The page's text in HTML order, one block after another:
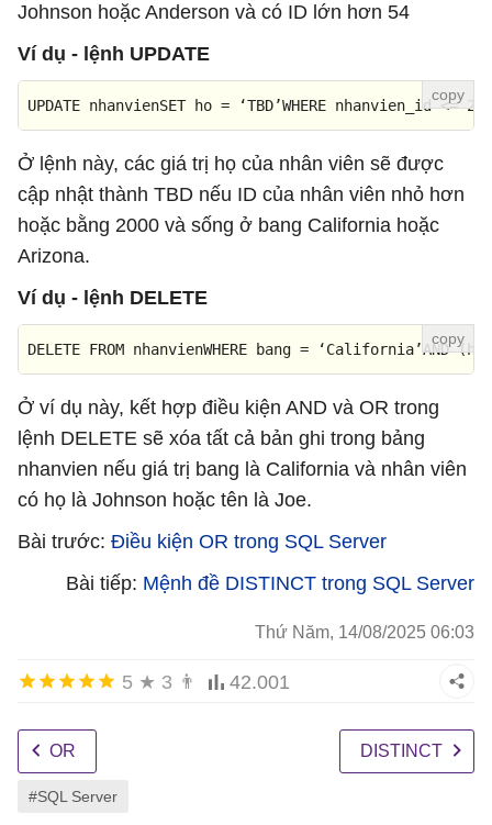
Johnson hoặc Anderson và có ID lớn hơn 54
Ví dụ - lệnh UPDATE
UPDATE nhanvienSET ho = ‘TBD’WHERE nhanvien_id <=
Ở lệnh này, các giá trị họ của nhân viên sẽ được
cập nhật thành TBD nếu ID của nhân viên nhỏ hơn
hoặc bằng 2000 và sống ở bang California hoặc
Arizona.
Ví dụ - lệnh DELETE
DELETE FROM nhanvienWHERE bang = ‘California’AND
Ở ví dụ này, kết hợp điều kiện AND và OR trong
lệnh DELETE sẽ xóa tất cả bản ghi trong bảng
nhanvien nếu giá trị bang là California và nhân viên
có họ là Johnson hoặc tên là Joe.
Bài trước: Điều kiện OR trong SQL Server
Bài tiếp: Mệnh đề DISTINCT trong SQL Server
Thứ Năm, 14/08/2025 06:03
5 ★ 3 👨 42.001
OR DISTINCT
#SQL Server